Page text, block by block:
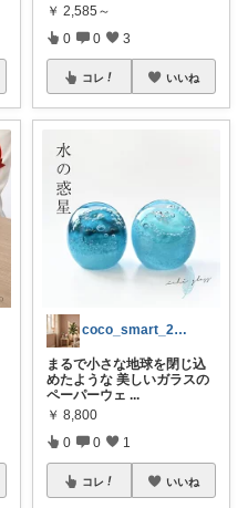
￥ 2,585～
0 0 3
コレ いいね
coco_smart_2026
まるで小さな地球を閉じ込
めたような 美しいガラスの
ペーパーウェ ...
￥ 8,800
0 0 1
コレ いいね